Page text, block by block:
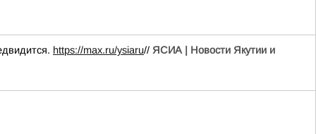
https://max.ru/ysiaru// ЯСИА | Новости Якутии и